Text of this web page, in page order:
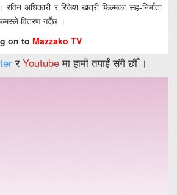
अधिकारी र रिकेश खत्री फिल्मका सह-निर्माता
वितरण गर्दैछ ।
on to Mazzako TV
रYoutubeमा हामी तपाईं संगै छौँ ।